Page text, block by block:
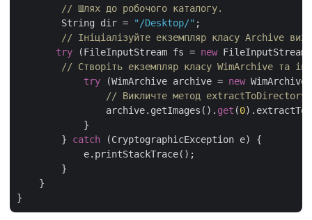
// Шлях до робочого каталогу.
        String dir =
"/Desktop/" ;
// Ініціалізуйте екземпляр класу Archive
try (FileInputStream fs = new
// Створіть екземпляр класу WimArchive та
try (WimArchive archive = new
// Викличте метод extractToDirectory,
                archive.getImages().
get (0
            }
        }
catch (CryptographicException e) {
            e.printStackTrace();
        }
    }